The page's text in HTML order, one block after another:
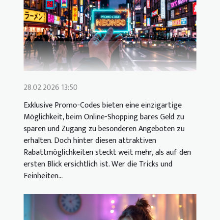
28.02.2026 13:50
Exklusive Promo-Codes bieten eine einzigartige
Möglichkeit, beim Online-Shopping bares Geld zu
sparen und Zugang zu besonderen Angeboten zu
erhalten. Doch hinter diesen attraktiven
Rabattmöglichkeiten steckt weit mehr, als auf den
ersten Blick ersichtlich ist. Wer die Tricks und
Feinheiten...